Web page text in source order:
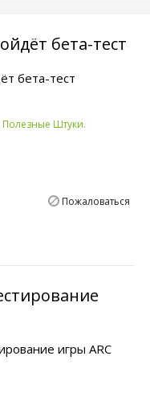
бета-тест
бета-тест
Полезные Штуки.
Пожаловаться
игры ARC